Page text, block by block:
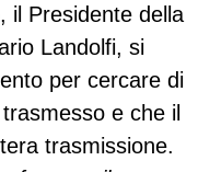
il Presidente della
Landolfi, si
per cercare di
e che il
trasmissione.